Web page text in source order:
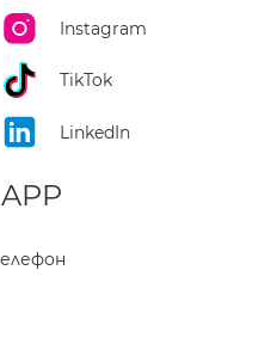
Instagram
TikTok
LinkedIn